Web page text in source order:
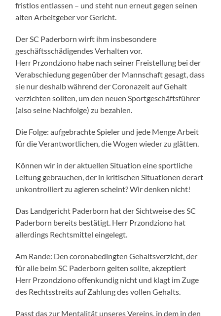
fristlos entlassen – und steht nun erneut gegen seinen
alten Arbeitgeber vor Gericht.
Der SC Paderborn wirft ihm insbesondere
geschäftsschädigendes Verhalten vor.
Herr Przondziono habe nach seiner Freistellung bei der
Verabschiedung gegenüber der Mannschaft gesagt, dass
sie nur deshalb während der Coronazeit auf Gehalt
verzichten sollten, um den neuen Sportgeschäftsführer
(also seine Nachfolge) zu bezahlen.
Die Folge: aufgebrachte Spieler und jede Menge Arbeit
für die Verantwortlichen, die Wogen wieder zu glätten.
Können wir in der aktuellen Situation eine sportliche
Leitung gebrauchen, der in kritischen Situationen derart
unkontrolliert zu agieren scheint? Wir denken nicht!
Das Landgericht Paderborn hat der Sichtweise des SC
Paderborn bereits bestätigt. Herr Przondziono hat
allerdings Rechtsmittel eingelegt.
Am Rande: Den coronabedingten Gehaltsverzicht, der
für alle beim SC Paderborn gelten sollte, akzeptiert
Herr Przondziono offenkundig nicht und klagt im Zuge
des Rechtsstreits auf Zahlung des vollen Gehalts.
Passt das zur Mentalität unseres Vereins, in dem in den